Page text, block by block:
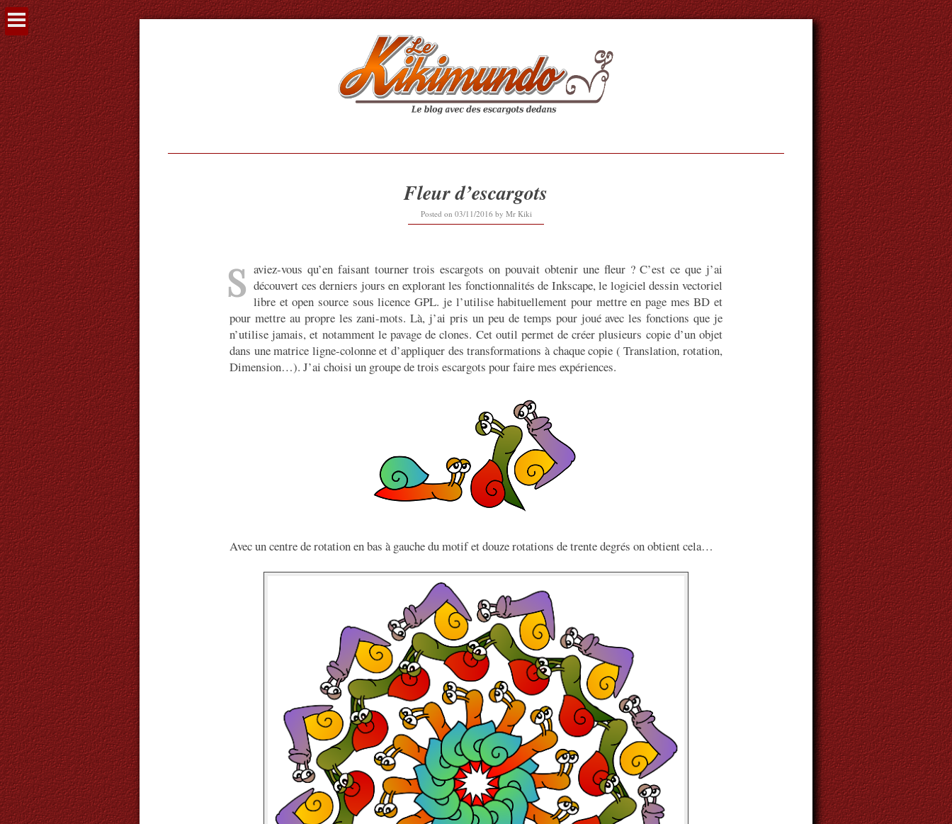
Voir
le
contenu
Fleur d’escargots
Posted on 03/11/201603/11/2016
by Mr Kiki
S aviez-vous qu’en faisant tourner trois escargots on pouvait obtenir une fleur ? C’est ce que j’ai
découvert ces derniers jours en explorant les fonctionnalités de Inkscape, le logiciel dessin vectoriel
libre et open source sous licence GPL. je l’utilise habituellement pour mettre en page mes BD et
pour mettre au propre les zani-mots. Là, j’ai pris un peu de temps pour joué avec les fonctions que je
n’utilise jamais, et notamment le pavage de clones. Cet outil permet de créer plusieurs copie d’un objet
dans une matrice ligne-colonne et d’appliquer des transformations à chaque copie ( Translation, rotation,
Dimension…). J’ai choisi un groupe de trois escargots pour faire mes expériences.
Avec un centre de rotation en bas à gauche du motif et douze rotations de trente degrés on obtient cela…